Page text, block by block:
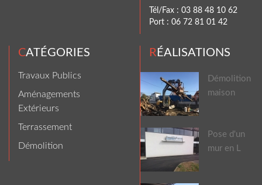
Tél/Fax : 03 88 48 10 62
Port : 06 72 81 01 42
CATÉGORIES
Travaux Publics
Aménagements
Extérieurs
Terrassement
Démolition
RÉALISATIONS
Démolition
maison
Pose d'un
mur en L